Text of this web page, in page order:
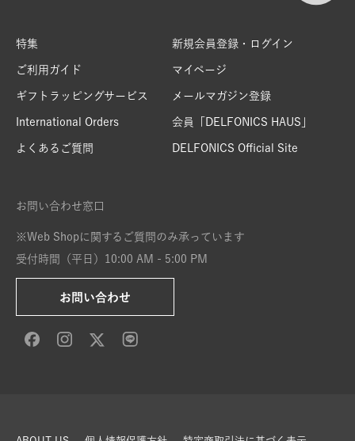
特集
ご利用ガイド
ギフトラッピングサービス
International Orders
よくあるご質問
新規会員登録・ログイン
マイページ
メールマガジン登録
会員「DELFONICS HAUS」
DELFONICS Official Site
お問い合わせ窓口
※Web Shopに関するご質問のみ承っています
受付時間（平日）10:00 AM - 5:00 PM
お問い合わせ